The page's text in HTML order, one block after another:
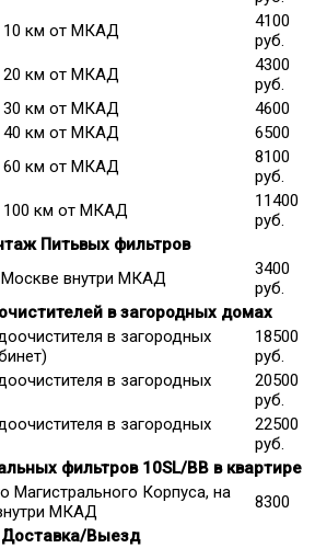
10 км от МКАД
4100
руб.
20 км от МКАД
4300
руб.
30 км от МКАД
4600
40 км от МКАД
6500
60 км от МКАД
8100
руб.
100 км от МКАД
11400
руб.
Питьвых фильтров
внутри МКАД
3400
руб.
в загородных домах
в загородных
18500
руб.
в загородных
20500
руб.
в загородных
22500
руб.
фильтров 10SL/ВВ в квартире
Магистрального Корпуса, на
МКАД
8300
Доставка/Выезд